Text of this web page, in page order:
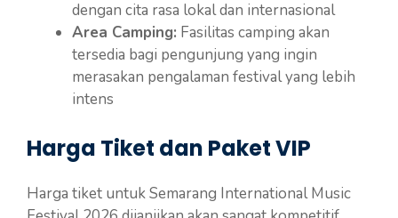
dengan cita rasa lokal dan internasional
Area Camping: Fasilitas camping akan
tersedia bagi pengunjung yang ingin
merasakan pengalaman festival yang lebih
intens
Harga Tiket dan Paket VIP
Harga tiket untuk Semarang International Music